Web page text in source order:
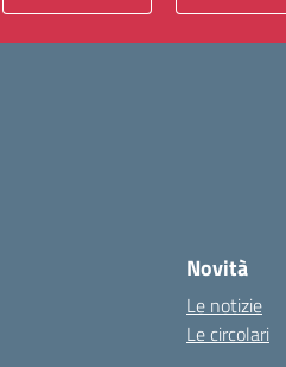
Novità
Le notizie
Le circolari